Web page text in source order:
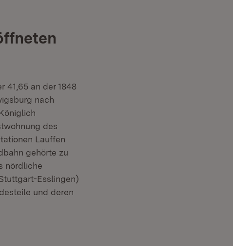
41,65 an der 1848
nach
des
Lauffen
gehörte zu
nördliche
Esslingen)
und deren